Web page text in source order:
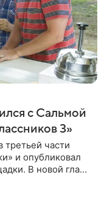
с Сальмой
3»
третьей части
и опубликовал
В новой главе